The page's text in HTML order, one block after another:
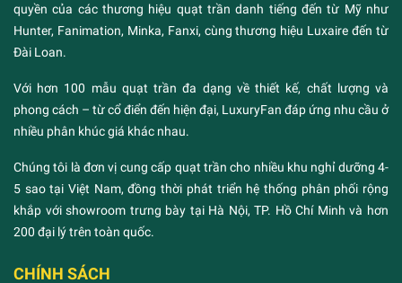
quyền của các thương hiệu quạt trần danh tiếng đến từ Mỹ như
Hunter, Fanimation, Minka, Fanxi, cùng thương hiệu Luxaire đến từ
Đài Loan.
Với hơn 100 mẫu quạt trần đa dạng về thiết kế, chất lượng và
phong cách – từ cổ điển đến hiện đại, LuxuryFan đáp ứng nhu cầu ở
nhiều phân khúc giá khác nhau.
Chúng tôi là đơn vị cung cấp quạt trần cho nhiều khu nghỉ dưỡng 4-
5 sao tại Việt Nam, đồng thời phát triển hệ thống phân phối rộng
khắp với showroom trưng bày tại Hà Nội, TP. Hồ Chí Minh và hơn
200 đại lý trên toàn quốc.
CHÍNH SÁCH